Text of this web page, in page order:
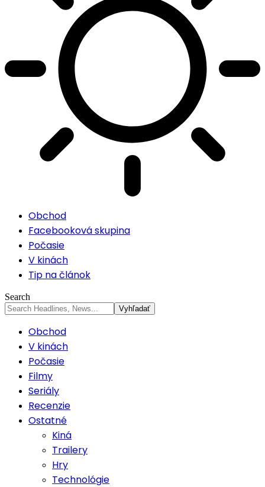
Obchod
Facebooková skupina
Počasie
V kinách
Tip na článok
Search
Obchod
V kinách
Počasie
Filmy
Seriály
Recenzie
Ostatné
Kiná
Trailery
Hry
Technológie